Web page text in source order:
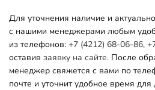
Для уточнения наличие и
с нашими менеджерами любым
из телефонов: +7 (4212) 68-06-86,
оставив заявку на сайте. После
менеджер свяжется с вами по
почте и уточнит удобное время для